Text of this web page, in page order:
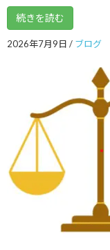
2021年1月
2020年12月
2020年7月
2020年6月
2020年3月
2020年2月
続きを読む
2026年7月9日 / ブログ